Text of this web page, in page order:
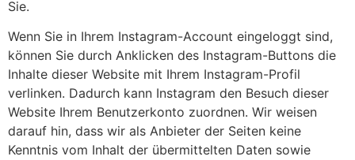
Sie.
Wenn Sie in Ihrem Instagram-Account eingeloggt sind,
können Sie durch Anklicken des Instagram-Buttons die
Inhalte dieser Website mit Ihrem Instagram-Profil
verlinken. Dadurch kann Instagram den Besuch dieser
Website Ihrem Benutzerkonto zuordnen. Wir weisen
darauf hin, dass wir als Anbieter der Seiten keine
Kenntnis vom Inhalt der übermittelten Daten sowie